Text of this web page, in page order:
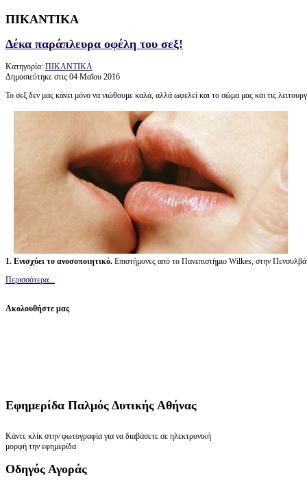
ΠΙΚΑΝΤΙΚΑ
Δέκα παράπλευρα οφέλη του σεξ!
Κατηγορία: ΠΙΚΑΝΤΙΚΑ
Δημοσιεύτηκε στις 04 Μαΐου 2016
Το σεξ δεν μας κάνει μόνο να νιώθουμε καλά, αλλά ωφελεί και το σώμα μας και τις
1. Ενισχύει το ανοσοποιητικό. Επιστήμονες από το Πανεπιστήμιο Wilkes, στην
Περισσότερα...
Ακολουθήστε μας
Εφημερίδα Παλμός Δυτικής Αθήνας
Κάντε κλίκ στην φωτογραφία για να διαβάσετε σε ηλεκτρονική
μορφή την εφημερίδα
Οδηγός Αγοράς